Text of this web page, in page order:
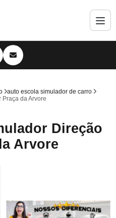
auto escola simulador de carro
da Arvore
Direção
Arvore